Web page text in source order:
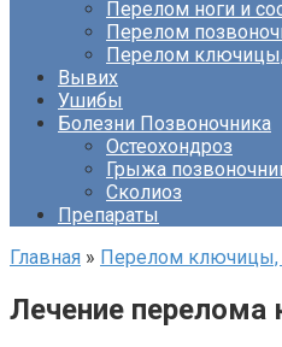
Перелом ноги и
Перелом
Перелом
Вывих
Ушибы
Болезни Позвоночника
Остеохондроз
Грыжа
Сколиоз
Препараты
Главная » Перелом ключицы,
Лечение